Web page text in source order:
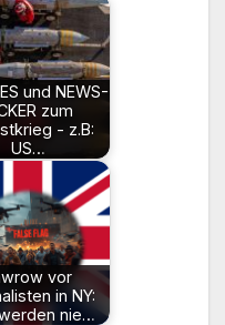
und NEWS-
zum
- z.B:
US…
vor
in NY:
nie…